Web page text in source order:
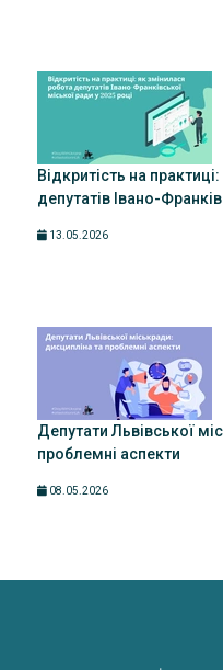
Відкритість на
депутатів Івано-
13.05.2026
Депутати Львівської
проблемні аспекти
08.05.2026